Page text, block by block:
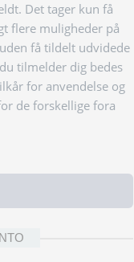
Det tager kun få
flere muligheder på
få tildelt udvidede
tilmelder dig bedes
for anvendelse og
de forskellige fora